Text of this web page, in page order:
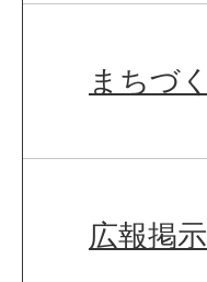
まちづ
広報掲